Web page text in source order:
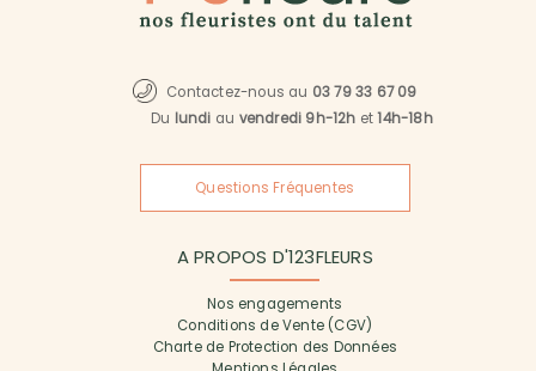
Contactez-nous au 03 79 33 67 09
Du lundi au vendredi 9h-12h et14h-18h
Questions Fréquentes
A PROPOS D'123FLEURS
Nos engagements
Conditions de Vente (CGV)
Charte de Protection des Données